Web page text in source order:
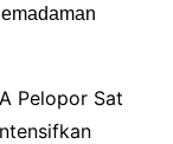
Pelopor Sat